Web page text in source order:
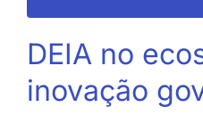
DEIA no
inovação